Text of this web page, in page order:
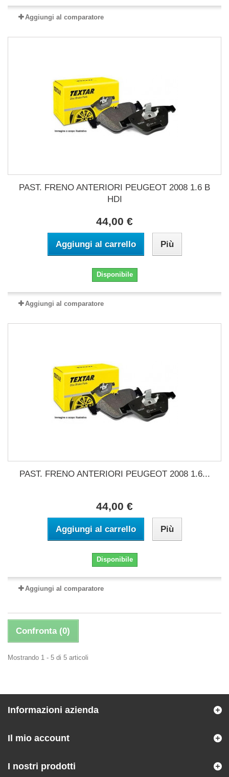
Aggiungi al comparatore
PAST. FRENO ANTERIORI PEUGEOT 2008 1.6 B
HDI
44,00 €
Aggiungi al carrello Più
Disponibile
Aggiungi al comparatore
PAST. FRENO ANTERIORI PEUGEOT 2008 1.6...
44,00 €
Aggiungi al carrello Più
Disponibile
Aggiungi al comparatore
Confronta (0)
Mostrando 1 - 5 di 5 articoli
Informazioni azienda
Il mio account
I nostri prodotti